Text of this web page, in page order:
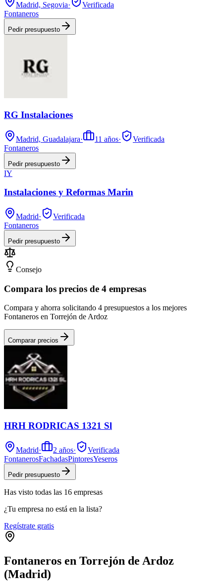
Madrid, Segovia·
Verificada
Fontaneros
Pedir presupuesto
RG Instalaciones
Madrid, Guadalajara· 11 años·
Verificada
Fontaneros
Pedir presupuesto
IY
Instalaciones y Reformas Marin
Madrid·
Verificada
Fontaneros
Pedir presupuesto
Consejo
Compara los precios de 4 empresas
Compara y ahorra solicitando 4 presupuestos a los mejores
Fontaneros en Torrejón de Ardoz
Comparar precios
HRH RODRICAS 1321 Sl
Madrid· 2 años·
Verificada
FontanerosFachadasPintoresYeseros
Pedir presupuesto
Has visto todas las 16 empresas
¿Tu empresa no está en la lista?
Regístrate gratis
Fontaneros en Torrejón de Ardoz
(Madrid)